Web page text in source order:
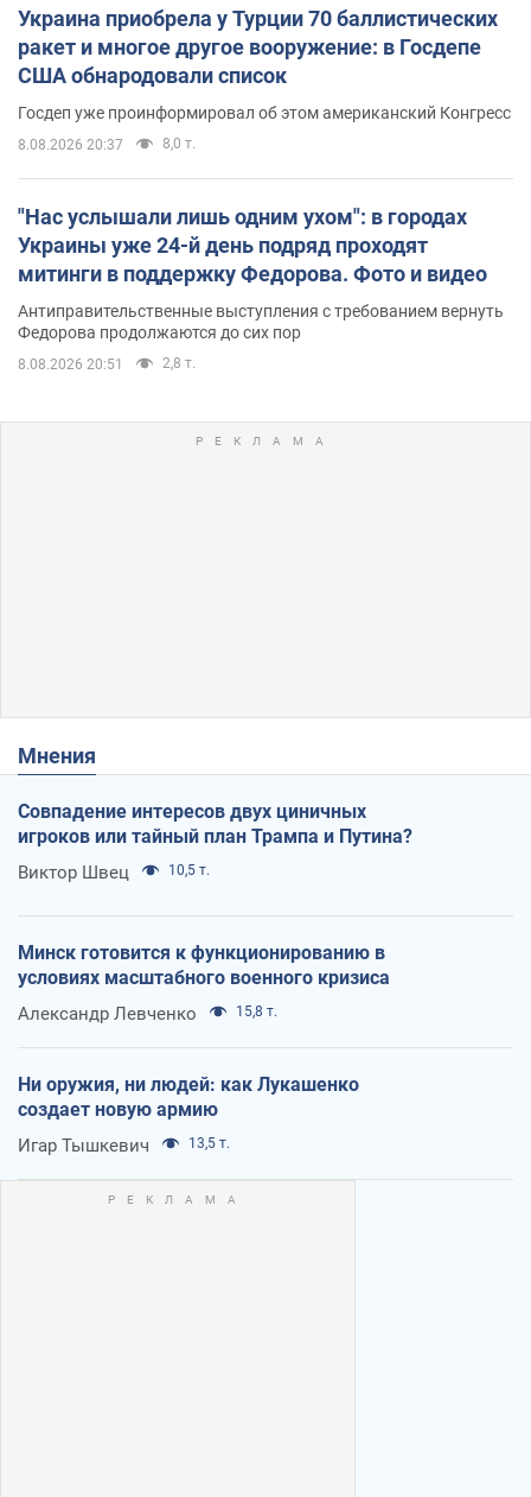
Украина приобрела у Турции 70 баллистических
ракет и многое другое вооружение: в Госдепе
США обнародовали список
Госдеп уже проинформировал об этом американский Конгресс
8.08.2026 20:37 8,0 т.
"Нас услышали лишь одним ухом": в городах
Украины уже 24-й день подряд проходят
митинги в поддержку Федорова. Фото и видео
Антиправительственные выступления с требованием вернуть
Федорова продолжаются до сих пор
8.08.2026 20:51 2,8 т.
Мнения
Совпадение интересов двух циничных
игроков или тайный план Трампа и Путина?
Виктор Швец 10,5 т.
Минск готовится к функционированию в
условиях масштабного военного кризиса
Александр Левченко 15,8 т.
Ни оружия, ни людей: как Лукашенко
создает новую армию
Игар Тышкевич 13,5 т.